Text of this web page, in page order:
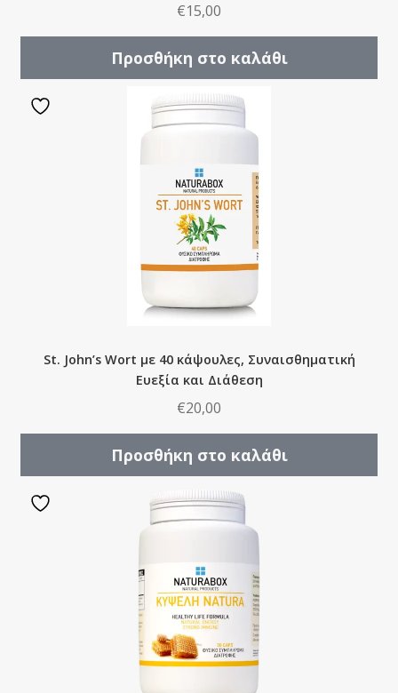
€15,00
Προσθήκη στο καλάθι
St. John’s Wort με 40 κάψουλες, Συναισθηματική
Ευεξία και Διάθεση
€20,00
Προσθήκη στο καλάθι